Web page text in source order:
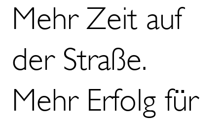
Mehr Zeit auf
der Straße.
Mehr Erfolg für